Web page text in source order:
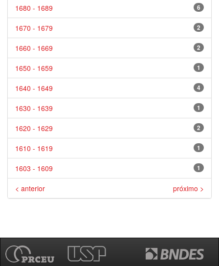
6
1680 - 1689
2
1670 - 1679
2
1660 - 1669
1
1650 - 1659
4
1640 - 1649
1
1630 - 1639
2
1620 - 1629
1
1610 - 1619
1
1603 - 1609
< anterior próximo >